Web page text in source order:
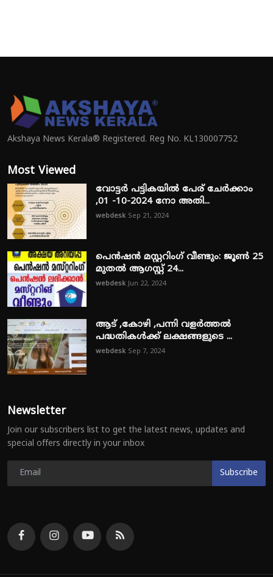
Akshaya News Kerala® Registered. Reg No. KL130007752
Most Viewed
വോട്ടർ പട്ടികയിൽ പേര് ചേർക്കാം
,01 -10-2024 നോ അതി...
webdesk Sep 21, 2024
പെൻഷൻ മസ്റ്ററിംഗ് വീണ്ടും: ജൂൺ 25
മുതൽ ആഗസ്റ്റ് 24...
webdesk Jun 22, 2024
ആട് ,കോഴി ,പന്നി വളർത്തൽ
പദ്ധതികൾക്ക് ലക്ഷങ്ങളുടെ ...
webdesk Sep 7, 2024
Newsletter
Join our subscribers list to get the latest news, updates and
special offers directly in your inbox
Subscribe